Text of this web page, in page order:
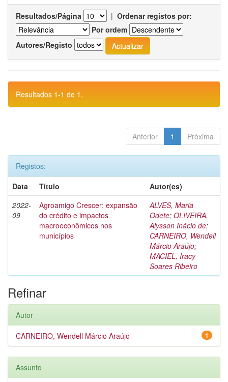
Resultados/Página | Ordenar registos por:
Por ordem
Autores/Registo
Resultados 1-1 de 1.
Anterior 1 Próxima
Registos:
Data
Título
Autor(es)
2022-
09
Agroamigo Crescer: expansão
do crédito e impactos
macroeconômicos nos
municípios
ALVES, Maria
Odete; OLIVEIRA,
Alysson Inácio de;
CARNEIRO, Wendell
Márcio Araújo;
MACIEL, Iracy
Soares Ribeiro
Refinar
Autor
1
CARNEIRO, Wendell Márcio Araújo
Assunto